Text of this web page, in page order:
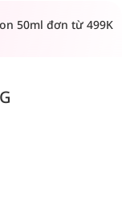
50ml đơn từ 499K